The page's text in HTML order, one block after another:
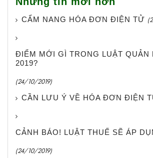
CẨM NANG HÓA ĐƠN ĐIỆN TỬ
ĐIỂM MỚI GÌ TRONG LUẬT QUẢN
2019?
(24/10/2019)
CẦN LƯU Ý VỀ HÓA ĐƠN ĐIỆN
CẢNH BÁO! LUẬT THUẾ SẼ ÁP
(24/10/2019)